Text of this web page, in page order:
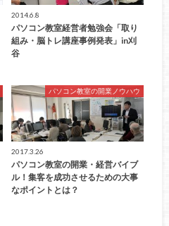
2014.6.8
パソコン教室経営者勉強会「取り
組み・脳トレ講座事例発表」in刈
谷
パソコン教室の開業ノウハウ
2017.3.26
パソコン教室の開業・経営バイブ
ル！集客を成功させるための大事
なポイントとは？